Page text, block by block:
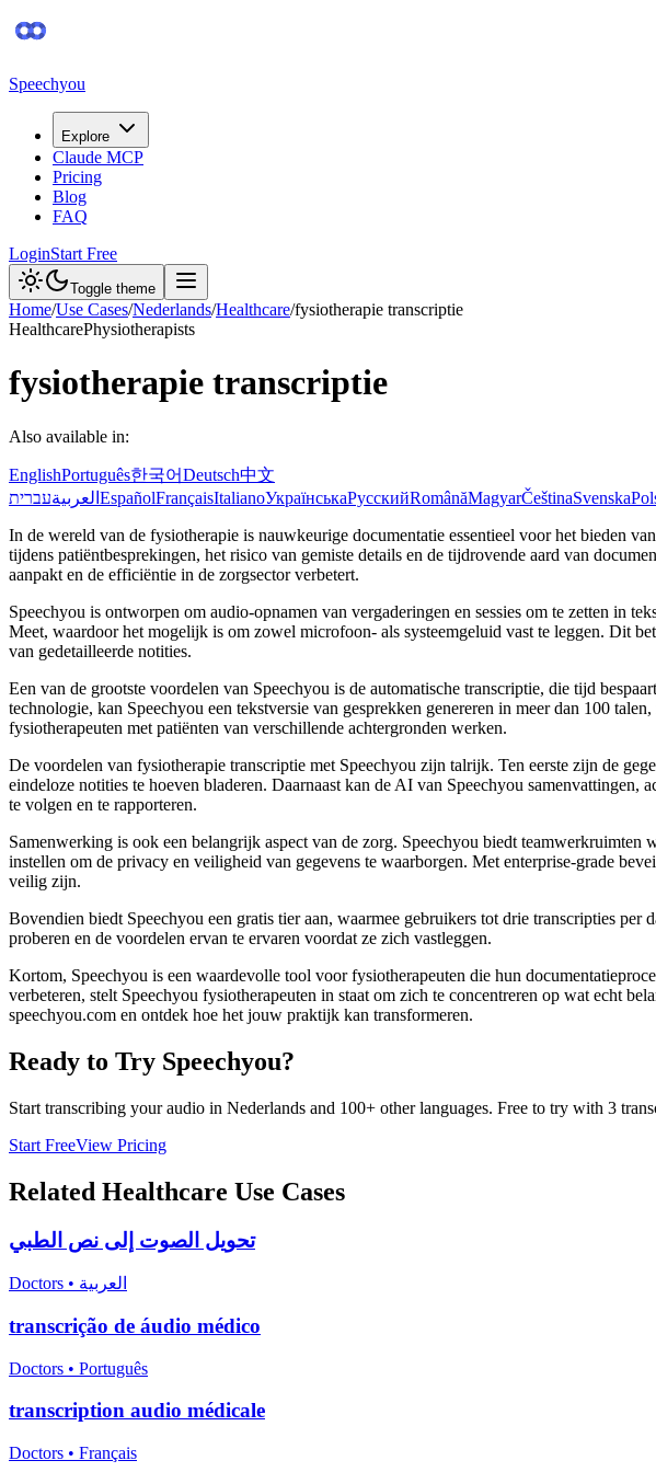
Speechyou
Explore
Claude MCP
Pricing
Blog
FAQ
LoginStart Free
Toggle theme
Home/Use Cases/Nederlands/Healthcare/fysiotherapie transcriptie
HealthcarePhysiotherapists
fysiotherapie transcriptie
Also available in:
EnglishPortuguês한국어Deutsch中文
العربيةעברית EspañolFrançaisItalianoУкраїнськаРусскийRomânăMagyarČeštinaSvenska
In de wereld van de fysiotherapie is nauwkeurige documentatie essentieel voor het bieden
tijdens patiëntbesprekingen, het risico van gemiste details en de tijdrovende aard van
aanpakt en de efficiëntie in de zorgsector verbetert.
Speechyou is ontworpen om audio-opnamen van vergaderingen en sessies om te zetten in
Meet, waardoor het mogelijk is om zowel microfoon- als systeemgeluid vast te leggen. Dit
van gedetailleerde notities.
Een van de grootste voordelen van Speechyou is de automatische transcriptie, die tijd
technologie, kan Speechyou een tekstversie van gesprekken genereren in meer dan 100
fysiotherapeuten met patiënten van verschillende achtergronden werken.
De voordelen van fysiotherapie transcriptie met Speechyou zijn talrijk. Ten eerste zijn de
eindeloze notities te hoeven bladeren. Daarnaast kan de AI van Speechyou
te volgen en te rapporteren.
Samenwerking is ook een belangrijk aspect van de zorg. Speechyou biedt teamwerkruimten
instellen om de privacy en veiligheid van gegevens te waarborgen. Met enterprise-grade
veilig zijn.
Bovendien biedt Speechyou een gratis tier aan, waarmee gebruikers tot drie transcripties
proberen en de voordelen ervan te ervaren voordat ze zich vastleggen.
Kortom, Speechyou is een waardevolle tool voor fysiotherapeuten die hun
verbeteren, stelt Speechyou fysiotherapeuten in staat om zich te concentreren op wat echt
speechyou.com en ontdek hoe het jouw praktijk kan transformeren.
Ready to Try Speechyou?
Start transcribing your audio in Nederlands and 100+ other languages. Free to try with 3
Start FreeView Pricing
Related Healthcare Use Cases
تحويل الصوت إلى نص الطبي
Doctors • العربية
transcrição de áudio médico
Doctors • Português
transcription audio médicale
Doctors • Français